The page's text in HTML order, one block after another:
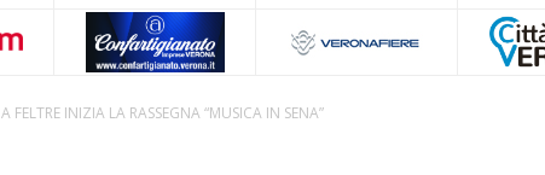
A FELTRE INIZIA LA RASSEGNA “MUSICA IN SENA”